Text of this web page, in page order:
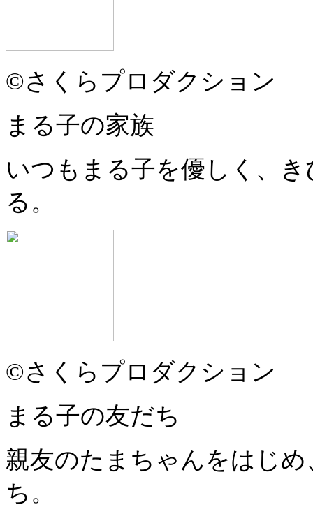
©さくらプロダクション
まる子の家族
いつもまる子を優しく、
る。
©さくらプロダクション
まる子の友だち
親友のたまちゃんをはじ
ち。